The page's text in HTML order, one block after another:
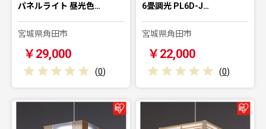
パネルライト 昼光色…
宮城県角田市
￥29,000
(0)
6畳調光 PL6D-J…
宮城県角田市
￥22,000
(0)